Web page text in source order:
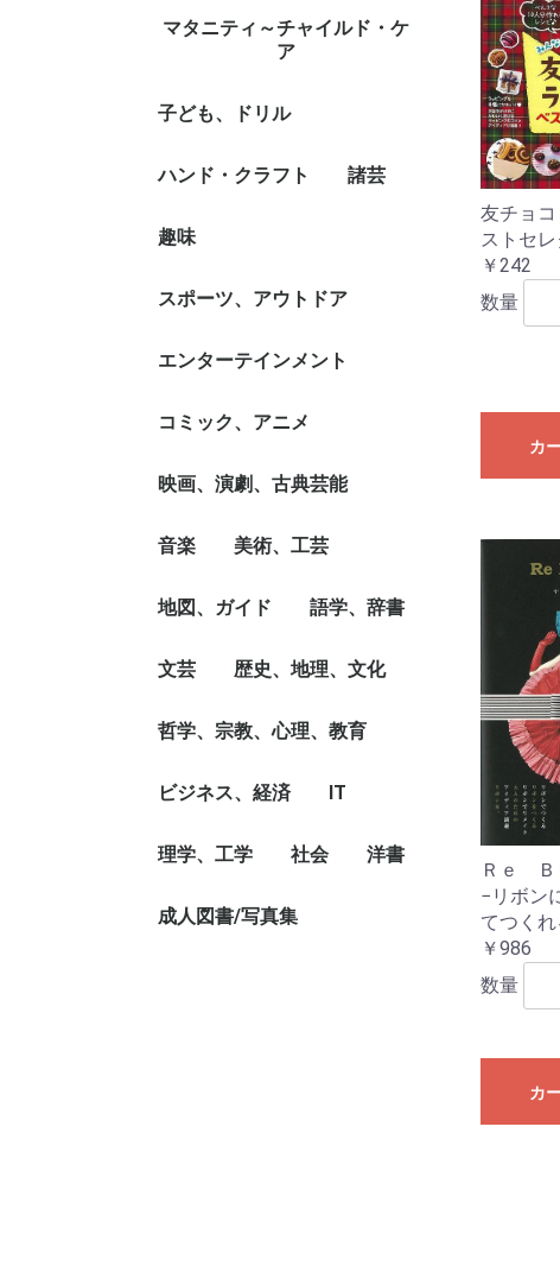
ハウジング、リフォー
インテリア
雑貨
雑貨/ステーショナリ
ー/便利グッズ付書籍
家事、整理、収納
DIY
ガーデニング、園芸
ペット
マタニティ～チャイルド・ケ
ア
妊娠、出産、名付け
乳児ケア
子育て、食育
しつけ
子ども、ドリル
ファースト・ブック
未就学児向け絵本/も
低学年向読み物/絵本
中学年向読み物/絵本
高学年向読み物
キャラクター本/DVD
ファンシー、着せ替
ゲーム、遊び、なぞな
学習モノ/学習事典・
観察図鑑、飼育
工作
しかけ絵本
幼児向けドリル
就学児生向け参考書/
その他児童書/DVD
ハンド・クラフト
洋裁
和裁
ベビー服、子ども服
バッグ、袋物
刺繍、キルト、ステッ
編み物
その他手芸
レザー/ウッド/ペーパ
フェルト・クラフト、
その他クラフト
ペインティング
アート・フラワー
押し花
ラッピング、デコレー
折り紙、塗り絵
その他ハンド・クラフ
諸芸
書道、書画、書道具、
舞踊、バレエ、ダンス
趣味
カラオケ、歌本
カメラ、ビデオ、オー
模型、ラジコン、フィ
工作
イラスト、カット
鉄道
飛行機・船舶
ミリタリー
ギャンブル
カード・ゲーム、マジ
囲碁、将棋、麻雀、ボ
ゲーム攻略本
コレクション、収集
占い、運勢
ナンプレ
パズル、脳トレ
自動車、オートバイ
その他趣味
スポーツ、アウトドア
球技
ゴルフ
アスリート競技
マリン・スポーツ
ウィンター・スポーツ
サイクリング、自転車
トレーニング、ランニ
武道、格闘技
アウトドア
釣り
登山
その他スポーツ/アウ
エンターテインメント
エンターテインメント
サブ・カルチャー
タレント、ミュージシ
雑学
精神世界
超常、オカルト
コミック、アニメ
コミック、劇画
アニメ
コミック技法
コミック/アニメ関連
ライト・ノベル
映画、演劇、古典芸能
映画
演劇
古典芸能
音楽
クラシック
ロック、ジャズ、ポッ
ワールド・ミュージッ
音楽教本、曲集、スコ
音楽理論/評論、音楽
音楽/楽器入門書
美術、工芸
作品集
絵画技法書
美術評論、美術史、作
デザイン
建築デザイン、建築遺
彫刻、工芸、陶芸
写真技法/テクニック
写真集・写真家
その他美術、工芸
地図、ガイド
旅行/ドライブ・ガイ
グルメ・ガイド
旅行会話
その他目的別ガイド、
一般地図
その他目的別地図
語学、辞書
英語
各国語
日本語、国語学
語学読み物/エッセイ
語学辞典・辞書
その他辞典・事典
文芸
ノベルス、近・現代小
歴史、時代小説
古典国文学
詩、詩集
短歌、俳句
海外文学、評論、作
SF、ミステリー、ホ
紀行、エッセイ
ノン・フィクション、
大人の絵本、イラスト
文芸評論、作家・作品
ブック・ガイド、出版
歴史、地理、文化
日本史、評伝
世界史、東洋史、評伝
地理、地誌、各国事情
文化、民族、風習
戦争、戦史
哲学、宗教、心理、教育
哲学、思想
宗教、信仰、神話
心理
教育
ビジネス、経済
ビジネス読み物、経営
経営、経営理論・法
ビジネス・スキル
自己啓発
就職、資格
マネー・プラン
金融、通貨
経済、経済理論
国際経済/貿易
IT
パソコン、ソフト、ネ
モバイル
理学、工学
科学、化学、物理、数
地球、天文、気象
生物、動物、生命科学
植物、農学
土木/建築工学
機械/金属/化学工学
電気/電子工学
その他理学、工学
社会
社会、社会問題
環境、エネルギー問
国際問題、領土問題、
政治、外交、行政
法律
洋書
映画/音楽/美術洋書
成人図書/写真集
友チョ
ストセ
￥242
数量
カ
Ｒｅ Ｂ
−リボン
てつく
￥986
数量
カ